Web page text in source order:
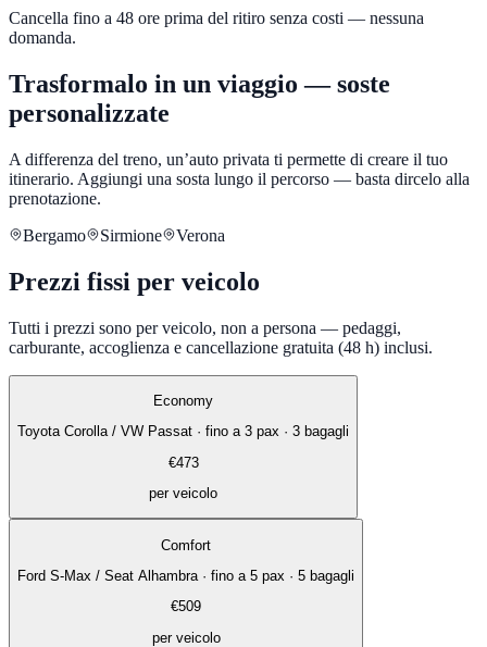
Cancella fino a 48 ore prima del ritiro senza costi — nessuna
domanda.
Trasformalo in un viaggio — soste
personalizzate
A differenza del treno, un’auto privata ti permette di creare il tuo
itinerario. Aggiungi una sosta lungo il percorso — basta dircelo alla
prenotazione.
Bergamo
Sirmione Verona
Prezzi fissi per veicolo
Tutti i prezzi sono per veicolo, non a persona — pedaggi,
carburante, accoglienza e cancellazione gratuita (48 h) inclusi.
Economy
Toyota Corolla / VW Passat · fino a 3 pax · 3 bagagli
€473
per veicolo
Comfort
Ford S-Max / Seat Alhambra · fino a 5 pax · 5 bagagli
€509
per veicolo